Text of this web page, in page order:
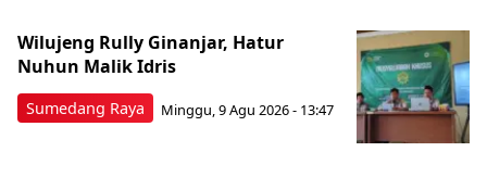
Sumedang Raya
Wilujeng Rully Ginanjar, Hatur
Nuhun Malik Idris
Minggu, 9 Agu 2026 - 13:47